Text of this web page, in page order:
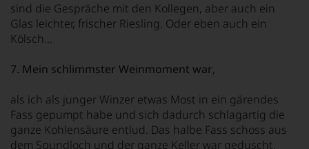
sind die Gespräche mit den Kollegen, aber auch ein
Glas leichter, frischer Riesling. Oder eben auch ein
Kölsch…
7. Mein schlimmster Weinmoment war,
als ich als junger Winzer etwas Most in ein gärendes
Fass gepumpt habe und sich dadurch schlagartig die
ganze Kohlensäure entlud. Das halbe Fass schoss aus
dem Spundloch und der ganze Keller war geduscht.